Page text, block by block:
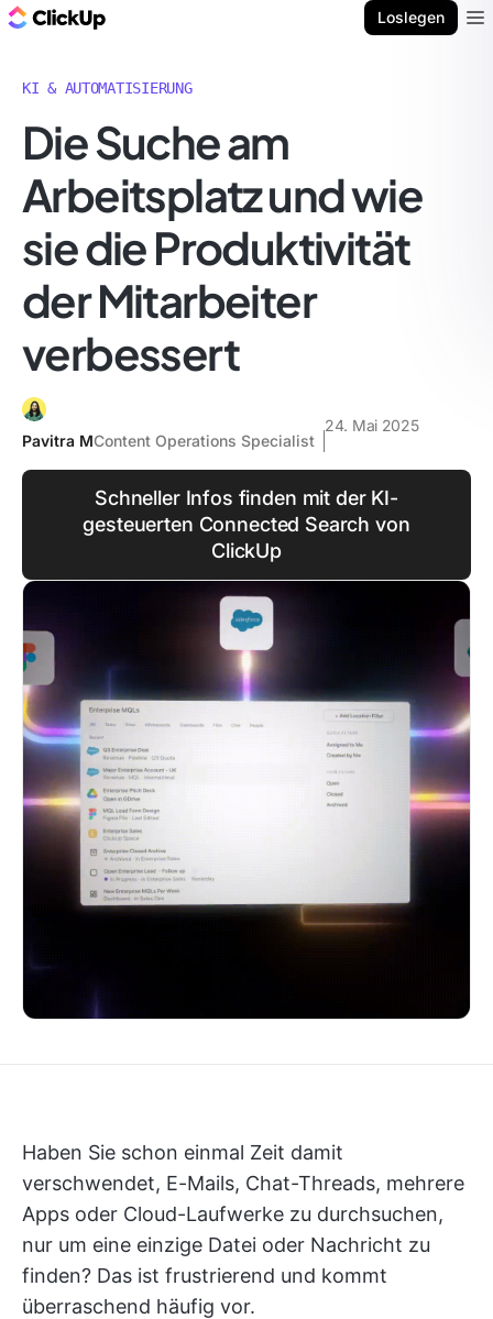
Loslegen
KI & AUTOMATISIERUNG
Die Suche am
Arbeitsplatz und wie
sie die Produktivität
der Mitarbeiter
verbessert
Pavitra MContent Operations Specialist
24. Mai 2025
Schneller Infos finden mit der KI-
gesteuerten Connected Search von
ClickUp
Haben Sie schon einmal Zeit damit
verschwendet, E-Mails, Chat-Threads, mehrere
Apps oder Cloud-Laufwerke zu durchsuchen,
nur um eine einzige Datei oder Nachricht zu
finden? Das ist frustrierend und kommt
überraschend häufig vor.